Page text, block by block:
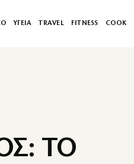
ΥΓΕΙΑ TRAVEL FITNESS COOK
ΤΟ